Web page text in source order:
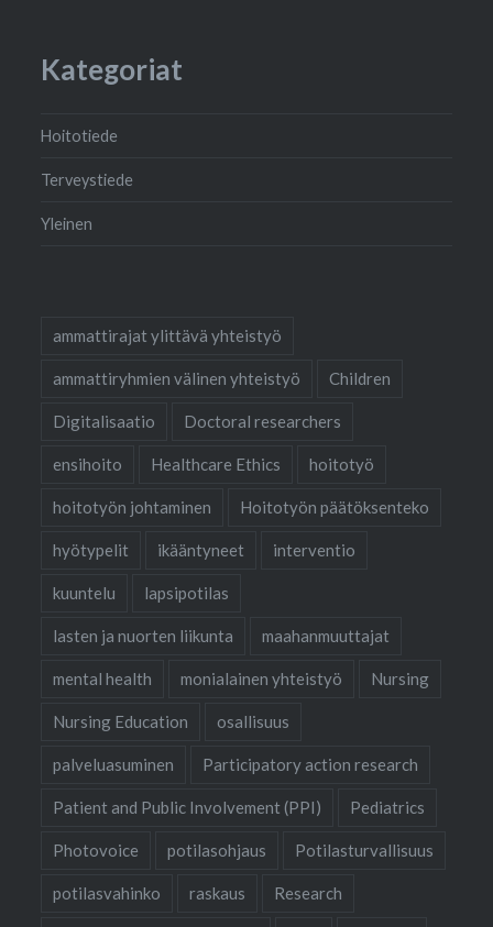
Kategoriat
Hoitotiede
Terveystiede
Yleinen
ammattirajat ylittävä yhteistyö
ammattiryhmien välinen yhteistyö Children
Digitalisaatio Doctoral researchers
ensihoito Healthcare Ethics hoitotyö
hoitotyön johtaminen Hoitotyön päätöksenteko
hyötypelit ikääntyneet interventio
kuuntelu lapsipotilas
lasten ja nuorten liikunta maahanmuuttajat
mental health monialainen yhteistyö Nursing
Nursing Education osallisuus
palveluasuminen Participatory action research
Patient and Public Involvement (PPI) Pediatrics
Photovoice potilasohjaus Potilasturvallisuus
potilasvahinko raskaus Research